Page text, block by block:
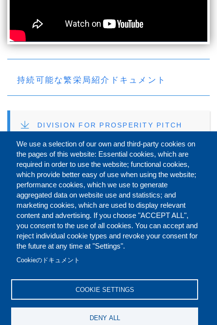
持続可能な繁栄局紹介ドキュメント
FILE
DIVISION FOR PROSPERITY PITCH
FILEDIVISION FOR PROSPERITY PITCH
DECK (日本語)
シェアする
We use a selection of our own and third-party cookies on
the pages of this website: Essential cookies, which are
required in order to use the website; functional cookies,
which provide better easy of use when using the website;
performance cookies, which we use to generate
aggregated data on website use and statistics; and
marketing cookies, which are used to display relevant
content and advertising. If you choose "ACCEPT ALL",
you consent to the use of all cookies. You can accept and
reject individual cookie types and revoke your consent for
the future at any time at "Settings".
Cookieのドキュメント
COOKIE SETTINGS
DENY ALL
FOOTER
お問い合わせ（英語） ご利用規定（英語）
REPORT MISCONDUCT